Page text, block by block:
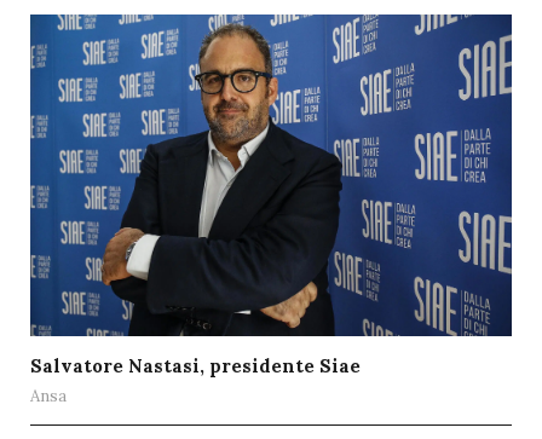
Salvatore Nastasi, presidente Siae
Ansa